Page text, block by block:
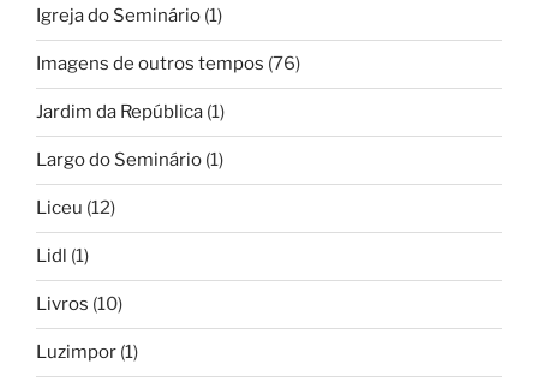
Igreja do Seminário (1)
Imagens de outros tempos (76)
Jardim da República (1)
Largo do Seminário (1)
Liceu (12)
Lidl (1)
Livros (10)
Luzimpor (1)